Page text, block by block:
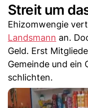
Streit um
Ehizomwengie
Landsmann an.
Geld. Erst
Gemeinde und ein
schlichten.